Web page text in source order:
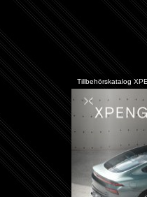
Tillbehörskatalog